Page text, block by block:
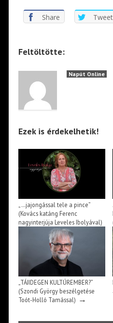
Share Tweet
Feltöltötte:
Napút Online
Ezek is érdekelhetik!
„…jajongással tele a pince”
(Kovács katáng Ferenc
nagyinterjúja Leveles Ibolyával)
„TÁJIDEGEN KULTÚREMBER?”
(Szondi György beszélgetése
Toót-Holló Tamással) →